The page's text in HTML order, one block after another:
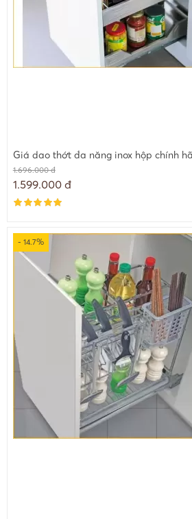
Giá dao thớt đa năng inox hộp chính
1.696.000 đ
1.599.000 đ
- 14.7%